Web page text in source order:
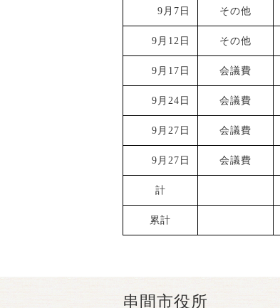
9月7日 その他
9月12日 その他
9月17日 会議費
9月24日 会議費
9月27日 会議費
9月27日 会議費
計
累計
串間市役所